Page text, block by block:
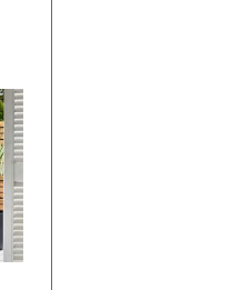
di
I
Vespri